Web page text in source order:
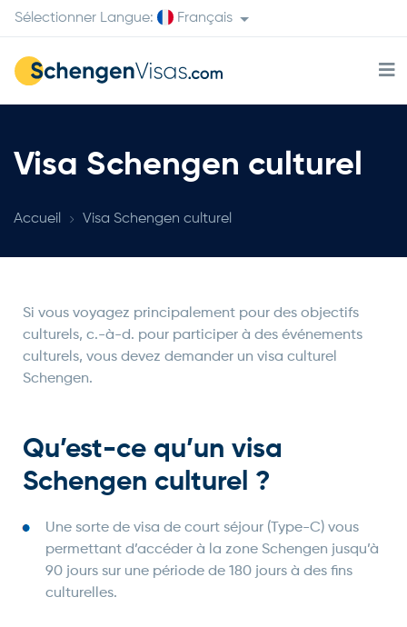
Sélectionner Langue: Français
Visa Schengen culturel
Accueil Visa Schengen culturel
Si vous voyagez principalement pour des objectifs
culturels, c.-à-d. pour participer à des événements
culturels, vous devez demander un visa culturel
Schengen.
Qu’est-ce qu’un visa
Schengen culturel ?
Une sorte de visa de court séjour (Type-C) vous
permettant d’accéder à la zone Schengen jusqu’à
90 jours sur une période de 180 jours à des fins
culturelles.